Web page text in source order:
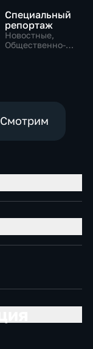
Специальный
репортаж
Новостные,
Общественно-